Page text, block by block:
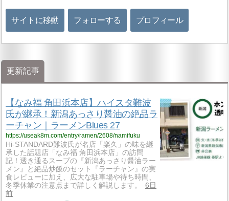
サイトに移動 フォローする プロフィール
更新記事
【なみ福 角田浜本店】ハイスタ難波
氏が継承！新潟あっさり醤油の絶品ラ
ーチャン｜ラーメンBlues 27
https://useak8m.com/entry/ramen/2608/namifuku
Hi-STANDARD難波氏が名店「楽久」の味を継
承した話題店「なみ福 角田浜本店」の訪問
記！透き通るスープの『新潟あっさり醤油ラー
メン』と絶品炒飯のセット『ラーチャン』の実
食レビューに加え、広大な駐車場や待ち時間、
冬季休業の注意点まで詳しく解説します。
6日
前